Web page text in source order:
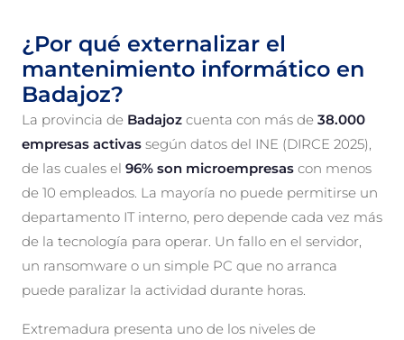
¿Por qué externalizar el
mantenimiento informático en
Badajoz?
La provincia de Badajoz cuenta con más de 38.000
empresas activas según datos del INE (DIRCE 2025),
de las cuales el 96% son microempresas con menos
de 10 empleados. La mayoría no puede permitirse un
departamento IT interno, pero depende cada vez más
de la tecnología para operar. Un fallo en el servidor,
un ransomware o un simple PC que no arranca
puede paralizar la actividad durante horas.
Extremadura presenta uno de los niveles de